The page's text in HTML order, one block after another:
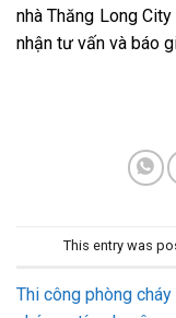
nhà Thăng Long
nhận tư vấn và báo
This entry was
Thi công phòng